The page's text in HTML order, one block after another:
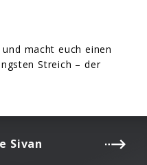
macht euch einen
Streich – der
Sivan